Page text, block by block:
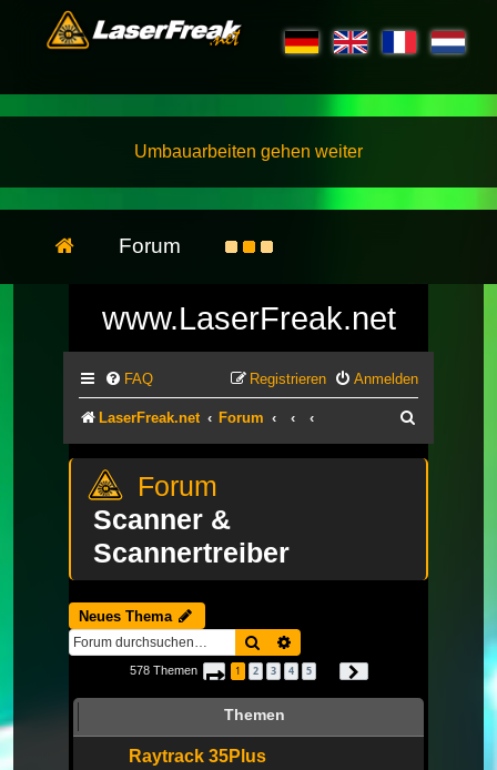
Umbauarbeiten gehen weiter
Forum
www.LaserFreak.net
FAQ Anmelden
Registrieren
LaserFreak.net Forum
Scanner &
Scannertreiber
Neues Thema
Suche
578 Themen Seite 1von 20
1 2 3 4 5
Themen
Raytrack 35Plus